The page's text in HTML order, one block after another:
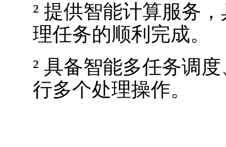
² 提供智能计算服务
理任务的顺利完成。
² 具备智能多任务调
行多个处理操作。